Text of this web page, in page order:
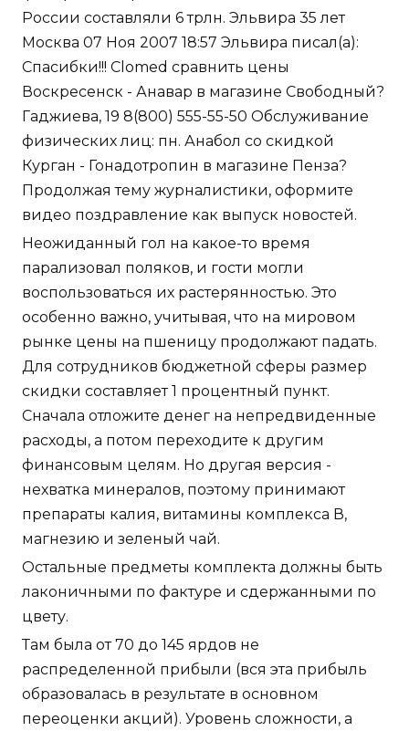
России составляли 6 трлн. Эльвира 35 лет
Москва 07 Ноя 2007 18:57 Эльвира писал(а):
Спасибки!!! Clomed сравнить цены
Воскресенск - Анавар в магазине Свободный?
Гаджиева, 19 8(800) 555-55-50 Обслуживание
физических лиц: пн. Анабол со скидкой
Курган - Гонадотропин в магазине Пенза?
Продолжая тему журналистики, оформите
видео поздравление как выпуск новостей.
Неожиданный гол на какое-то время
парализовал поляков, и гости могли
воспользоваться их растерянностью. Это
особенно важно, учитывая, что на мировом
рынке цены на пшеницу продолжают падать.
Для сотрудников бюджетной сферы размер
скидки составляет 1 процентный пункт.
Сначала отложите денег на непредвиденные
расходы, а потом переходите к другим
финансовым целям. Но другая версия -
нехватка минералов, поэтому принимают
препараты калия, витамины комплекса В,
магнезию и зеленый чай.
Остальные предметы комплекта должны быть
лаконичными по фактуре и сдержанными по
цвету.
Там была от 70 до 145 ярдов не
распределенной прибыли (вся эта прибыль
образовалась в результате в основном
переоценки акций). Уровень сложности, а